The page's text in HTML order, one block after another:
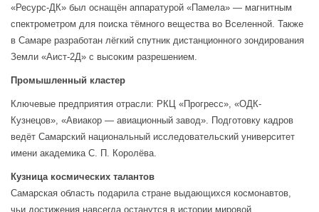
«Ресурс-ДК» был оснащён аппаратурой «Памела» — магнитным
спектрометром для поиска тёмного вещества во Вселенной. Также
в Самаре разработан лёгкий спутник дистанционного зондирования
Земли «Аист-2Д» с высоким разрешением.
Промышленный кластер
Ключевые предприятия отрасли: РКЦ «Прогресс», «ОДК-
Кузнецов», «Авиакор — авиационный завод». Подготовку кадров
ведёт Самарский национальный исследовательский университет
имени академика С. П. Королёва.
Кузница космических талантов
Самарская область подарила стране выдающихся космонавтов,
чьи достижения навсегда останутся в истории мировой